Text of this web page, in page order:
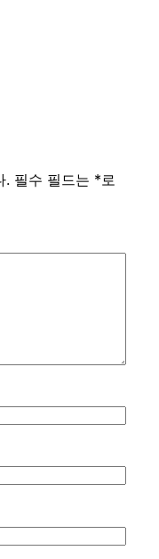
. 필수 필드는 *로